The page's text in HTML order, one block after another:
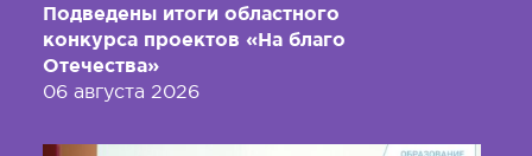
Подведены итоги областного
конкурса проектов «На благо
Отечества»
06 августа 2026